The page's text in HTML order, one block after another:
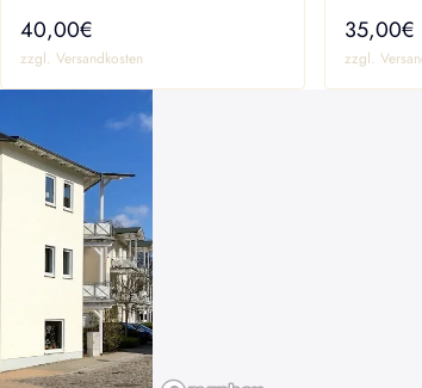
40,00€
zzgl. Versandkosten
35,00€
zzgl.